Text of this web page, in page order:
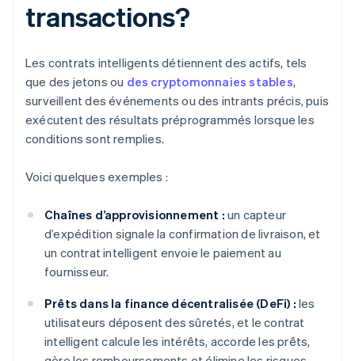
transactions?
Les contrats intelligents détiennent des actifs, tels
que des jetons ou des cryptomonnaies stables,
surveillent des événements ou des intrants précis, puis
exécutent des résultats préprogrammés lorsque les
conditions sont remplies.
Voici quelques exemples :
Chaînes d’approvisionnement : un capteur
d’expédition signale la confirmation de livraison, et
un contrat intelligent envoie le paiement au
fournisseur.
Prêts dans la finance décentralisée (DeFi) : les
utilisateurs déposent des sûretés, et le contrat
intelligent calcule les intérêts, accorde les prêts,